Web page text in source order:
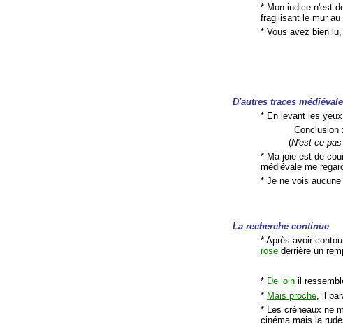
* Mon indice n'est
fragilisant le mur au
* Vous avez bien
D'autres traces
* En levant les
Conclusion
(N'est ce
* Ma joie est de
médiévale me
* Je ne vois
La recherche continue
* Après avoir
rose derrière un
* De loin il
* Mais proche , il
* Les créneaux ne
cinéma mais la